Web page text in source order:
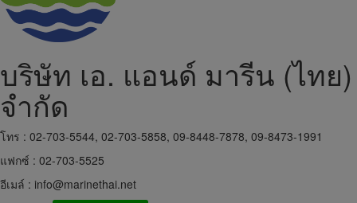
บริษัท เอ. แอนด์ มารีน (ไทย)
จำกัด
โทร : 02-703-5544, 02-703-5858, 09-8448-7878, 09-8473-1991
แฟกซ์ : 02-703-5525
อีเมล์ : info@marinethai.net